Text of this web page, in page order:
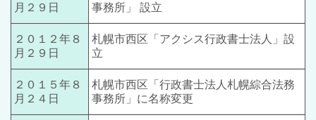
月２９日
事務所」 設立
２０１２年８
月２９日
札幌市西区「アクシス行政書士法人」設
立
２０１５年８
月２４日
札幌市西区「行政書士法人札幌綜合法務
事務所」に名称変更